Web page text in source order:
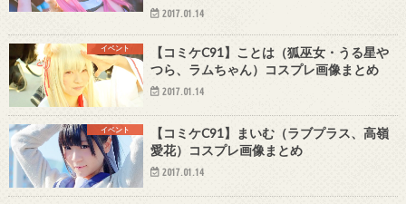
2017.01.14
イベント
【コミケC91】ことは（狐巫女・うる星や
つら、ラムちゃん）コスプレ画像まとめ
2017.01.14
イベント
【コミケC91】まいむ（ラブプラス、高嶺
愛花）コスプレ画像まとめ
2017.01.14